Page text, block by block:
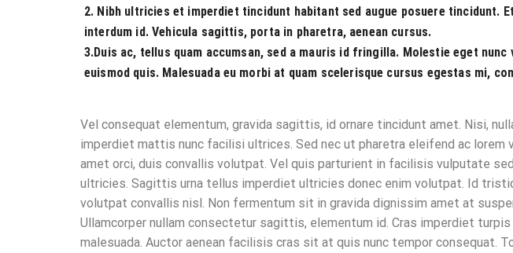
2. Nibh ultricies et imperdiet tincidunt habitant sed augue posuere tincidunt.
interdum id. Vehicula sagittis, porta in pharetra, aenean cursus.
3.Duis ac, tellus quam accumsan, sed a mauris id fringilla. Molestie eget
euismod quis. Malesuada eu morbi at quam scelerisque cursus egestas mi,
Vel consequat elementum, gravida sagittis, id ornare tincidunt amet. Nisi,
imperdiet mattis nunc facilisi ultrices. Sed nec ut pharetra eleifend ac
amet orci, duis convallis volutpat. Vel quis parturient in facilisis vulputate
ultricies. Sagittis urna tellus imperdiet ultricies donec enim volutpat. Id
volutpat convallis nisl. Non fermentum sit in gravida dignissim amet at
Ullamcorper nullam consectetur sagittis, elementum id. Cras imperdiet
malesuada. Auctor aenean facilisis cras sit at quis nunc tempor consequat.